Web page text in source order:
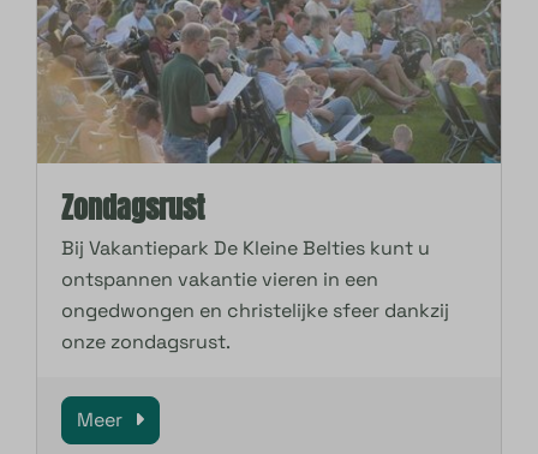
Zondagsrust
Bij Vakantiepark De Kleine Belties kunt u
ontspannen vakantie vieren in een
ongedwongen en christelijke sfeer dankzij
onze zondagsrust.
Meer